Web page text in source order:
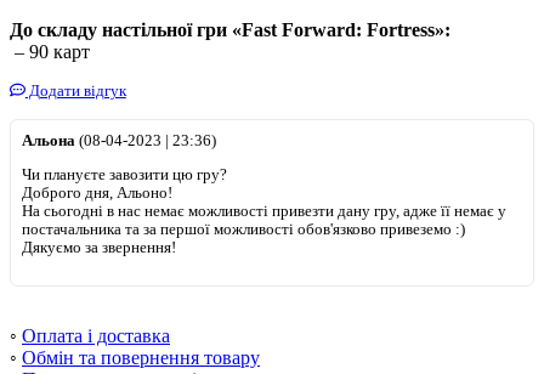
До складу настільної гри «Fast Forward: Fortress»:
– 90 карт
Додати відгук
Альона (08-04-2023 | 23:36)
Чи плануєте завозити цю гру?
Доброго дня, Альоно!
На сьогодні в нас немає можливості привезти дану гру, адже її немає у
постачальника та за першої можливості обов'язково привеземо :)
Дякуємо за звернення!
◦ Оплата і доставка
◦ Обмін та повернення товару